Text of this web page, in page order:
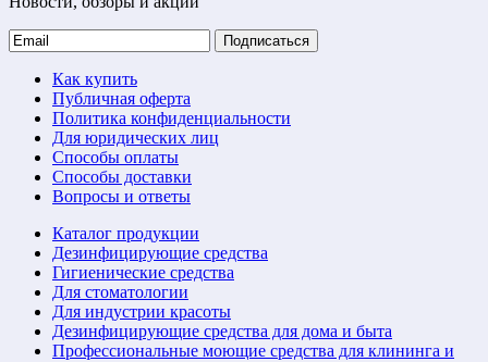
Подписаться
Как купить
Публичная оферта
Политика конфиденциальности
Для юридических лиц
Способы оплаты
Способы доставки
Вопросы и ответы
Каталог продукции
Дезинфицирующие средства
Гигиенические средства
Для стоматологии
Для индустрии красоты
Дезинфицирующие средства для дома и быта
Профессиональные моющие средства для клининга и